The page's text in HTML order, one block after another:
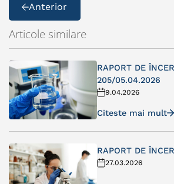
Anterior
Articole similare
RAPORT DE
205/05.04.2026
9.04.2026
Citeste mai mult
RAPORT DE
27.03.2026